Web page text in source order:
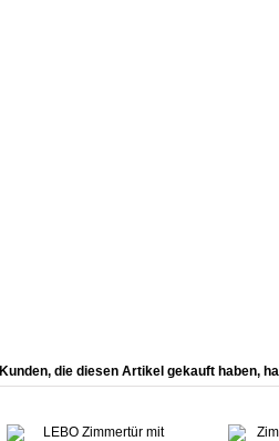
Kunden, die diesen Artikel gekauft haben,